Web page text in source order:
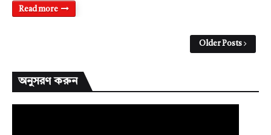
Read more
Older Posts
অনুসরণ করুন